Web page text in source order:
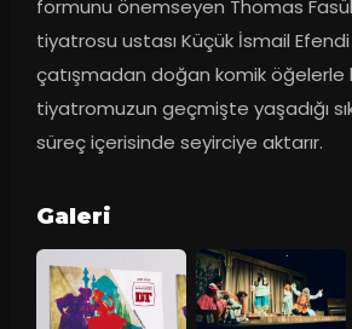
formunu önemseyen Thomas
tiyatrosu ustası Küçük İsmail
çatışmadan doğan komik öğelerle
tiyatromuzun geçmişte yaşadığı
süreç içerisinde seyirciye aktarır.
Galeri